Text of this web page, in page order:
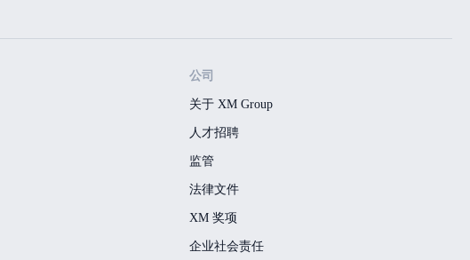
公司
关于 XM Group
人才招聘
监管
法律文件
XM 奖项
企业社会责任